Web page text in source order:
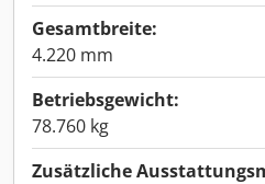
Gesamtbreite:
4.220 mm
Betriebsgewicht:
78.760 kg
Zusätzliche